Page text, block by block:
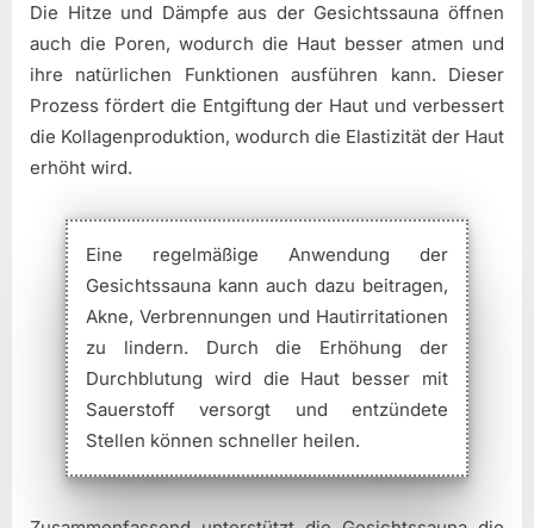
Die Hitze und Dämpfe aus der Gesichtssauna öffnen
auch die Poren, wodurch die Haut besser atmen und
ihre natürlichen Funktionen ausführen kann. Dieser
Prozess fördert die Entgiftung der Haut und verbessert
die Kollagenproduktion, wodurch die Elastizität der Haut
erhöht wird.
Eine regelmäßige Anwendung der
Gesichtssauna kann auch dazu beitragen,
Akne, Verbrennungen und Hautirritationen
zu lindern. Durch die Erhöhung der
Durchblutung wird die Haut besser mit
Sauerstoff versorgt und entzündete
Stellen können schneller heilen.